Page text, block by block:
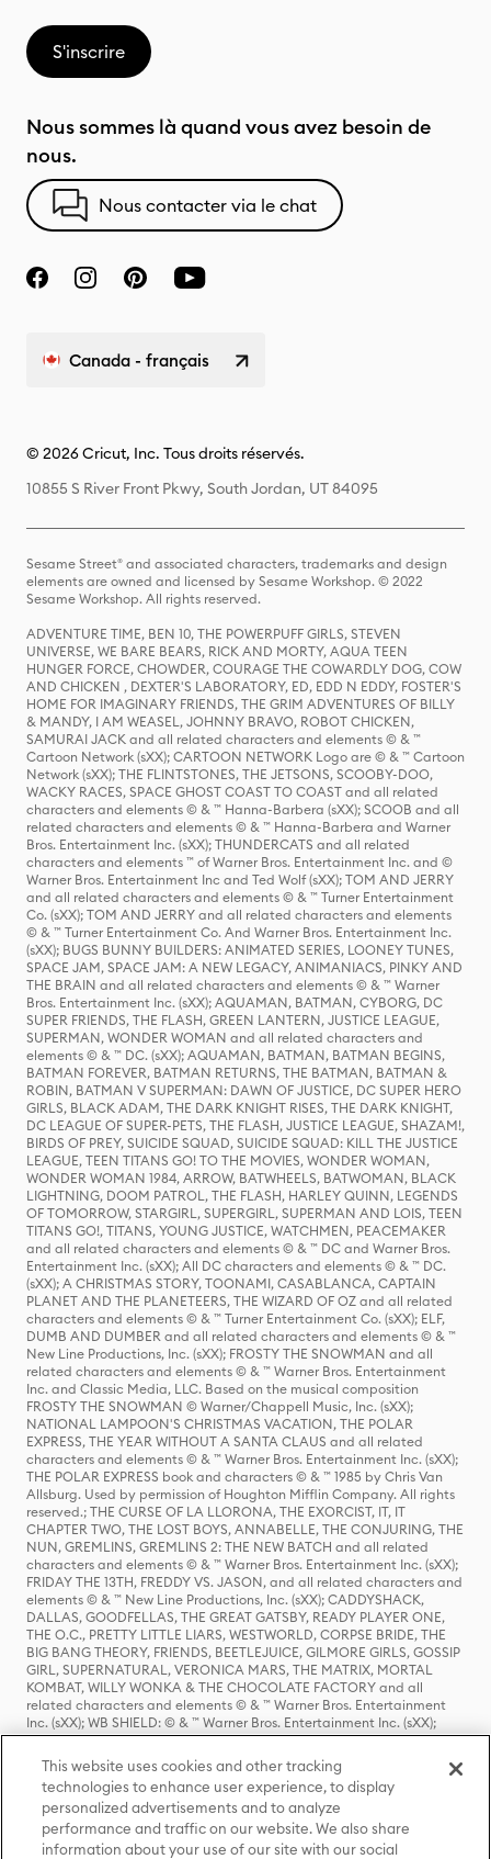
S'inscrire
Nous sommes là quand vous avez besoin de
nous.
Nous contacter via le chat
Canada - français
© 2026 Cricut, Inc. Tous droits réservés.
10855 S River Front Pkwy, South Jordan, UT 84095
Sesame Street® and associated characters, trademarks and design
elements are owned and licensed by Sesame Workshop. © 2022
Sesame Workshop. All rights reserved.
ADVENTURE TIME, BEN 10, THE POWERPUFF GIRLS, STEVEN
UNIVERSE, WE BARE BEARS, RICK AND MORTY, AQUA TEEN
HUNGER FORCE, CHOWDER, COURAGE THE COWARDLY DOG, COW
AND CHICKEN , DEXTER'S LABORATORY, ED, EDD N EDDY, FOSTER'S
HOME FOR IMAGINARY FRIENDS, THE GRIM ADVENTURES OF BILLY
& MANDY, I AM WEASEL, JOHNNY BRAVO, ROBOT CHICKEN,
SAMURAI JACK and all related characters and elements © & ™
Cartoon Network (sXX); CARTOON NETWORK Logo are © & ™ Cartoon
Network (sXX); THE FLINTSTONES, THE JETSONS, SCOOBY-DOO,
WACKY RACES, SPACE GHOST COAST TO COAST and all related
characters and elements © & ™ Hanna-Barbera (sXX); SCOOB and all
related characters and elements © & ™ Hanna-Barbera and Warner
Bros. Entertainment Inc. (sXX); THUNDERCATS and all related
characters and elements ™ of Warner Bros. Entertainment Inc. and ©
Warner Bros. Entertainment Inc and Ted Wolf (sXX); TOM AND JERRY
and all related characters and elements © & ™ Turner Entertainment
Co. (sXX); TOM AND JERRY and all related characters and elements
© & ™ Turner Entertainment Co. And Warner Bros. Entertainment Inc.
(sXX); BUGS BUNNY BUILDERS: ANIMATED SERIES, LOONEY TUNES,
SPACE JAM, SPACE JAM: A NEW LEGACY, ANIMANIACS, PINKY AND
THE BRAIN and all related characters and elements © & ™ Warner
Bros. Entertainment Inc. (sXX); AQUAMAN, BATMAN, CYBORG, DC
SUPER FRIENDS, THE FLASH, GREEN LANTERN, JUSTICE LEAGUE,
SUPERMAN, WONDER WOMAN and all related characters and
elements © & ™ DC. (sXX); AQUAMAN, BATMAN, BATMAN BEGINS,
BATMAN FOREVER, BATMAN RETURNS, THE BATMAN, BATMAN &
ROBIN, BATMAN V SUPERMAN: DAWN OF JUSTICE, DC SUPER HERO
GIRLS, BLACK ADAM, THE DARK KNIGHT RISES, THE DARK KNIGHT,
DC LEAGUE OF SUPER-PETS, THE FLASH, JUSTICE LEAGUE, SHAZAM!,
BIRDS OF PREY, SUICIDE SQUAD, SUICIDE SQUAD: KILL THE JUSTICE
LEAGUE, TEEN TITANS GO! TO THE MOVIES, WONDER WOMAN,
WONDER WOMAN 1984, ARROW, BATWHEELS, BATWOMAN, BLACK
LIGHTNING, DOOM PATROL, THE FLASH, HARLEY QUINN, LEGENDS
OF TOMORROW, STARGIRL, SUPERGIRL, SUPERMAN AND LOIS, TEEN
TITANS GO!, TITANS, YOUNG JUSTICE, WATCHMEN, PEACEMAKER
and all related characters and elements © & ™ DC and Warner Bros.
Entertainment Inc. (sXX); All DC characters and elements © & ™ DC.
(sXX); A CHRISTMAS STORY, TOONAMI, CASABLANCA, CAPTAIN
PLANET AND THE PLANETEERS, THE WIZARD OF OZ and all related
characters and elements © & ™ Turner Entertainment Co. (sXX); ELF,
DUMB AND DUMBER and all related characters and elements © & ™
New Line Productions, Inc. (sXX); FROSTY THE SNOWMAN and all
related characters and elements © & ™ Warner Bros. Entertainment
Inc. and Classic Media, LLC. Based on the musical composition
FROSTY THE SNOWMAN © Warner/Chappell Music, Inc. (sXX);
NATIONAL LAMPOON'S CHRISTMAS VACATION, THE POLAR
EXPRESS, THE YEAR WITHOUT A SANTA CLAUS and all related
characters and elements © & ™ Warner Bros. Entertainment Inc. (sXX);
THE POLAR EXPRESS book and characters © & ™ 1985 by Chris Van
Allsburg. Used by permission of Houghton Mifflin Company. All rights
reserved.; THE CURSE OF LA LLORONA, THE EXORCIST, IT, IT
CHAPTER TWO, THE LOST BOYS, ANNABELLE, THE CONJURING, THE
NUN, GREMLINS, GREMLINS 2: THE NEW BATCH and all related
characters and elements © & ™ Warner Bros. Entertainment Inc. (sXX);
FRIDAY THE 13TH, FREDDY VS. JASON, and all related characters and
elements © & ™ New Line Productions, Inc. (sXX); CADDYSHACK,
DALLAS, GOODFELLAS, THE GREAT GATSBY, READY PLAYER ONE,
THE O.C., PRETTY LITTLE LIARS, WESTWORLD, CORPSE BRIDE, THE
BIG BANG THEORY, FRIENDS, BEETLEJUICE, GILMORE GIRLS, GOSSIP
GIRL, SUPERNATURAL, VERONICA MARS, THE MATRIX, MORTAL
KOMBAT, WILLY WONKA & THE CHOCOLATE FACTORY and all
related characters and elements © & ™ Warner Bros. Entertainment
Inc. (sXX); WB SHIELD: © & ™ Warner Bros. Entertainment Inc. (sXX);
HOUSE OF THE DRAGON, GAME OF THRONES, and all related
characters and elements © & ™ Home Box Office, Inc. (sXX); CHILLING
ADVENTURES OF SABRINA, RIVERDALE © & ™ Warner Bros.
Entertainment Inc. Archie Comics and all related characters and
elements © & ™ Archie Comic Publications, Inc. Used with permission.
(sXX); SEINFELD and all related characters and elements © & ™ Castle
Rock Entertainment. (sXX); TED LASSO © & ™ Warner Bros.
This website uses cookies and other tracking
technologies to enhance user experience, to display
personalized advertisements and to analyze
performance and traffic on our website. We also share
information about your use of our site with our social